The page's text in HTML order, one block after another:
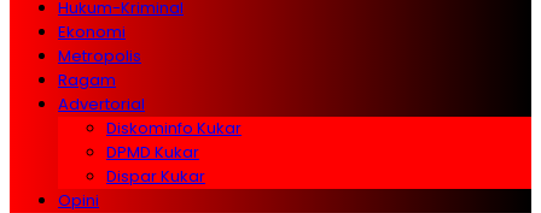
Hukum-Kriminal
Ekonomi
Metropolis
Ragam
Advertorial
Diskominfo Kukar
DPMD Kukar
Dispar Kukar
Opini